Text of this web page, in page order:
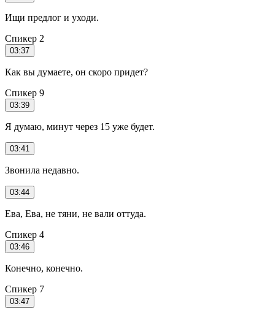
Ищи предлог и уходи.
Спикер 2
03:37
Как вы думаете, он скоро придет?
Спикер 9
03:39
Я думаю, минут через 15 уже будет.
03:41
Звонила недавно.
03:44
Ева, Ева, не тяни, не вали оттуда.
Спикер 4
03:46
Конечно, конечно.
Спикер 7
03:47